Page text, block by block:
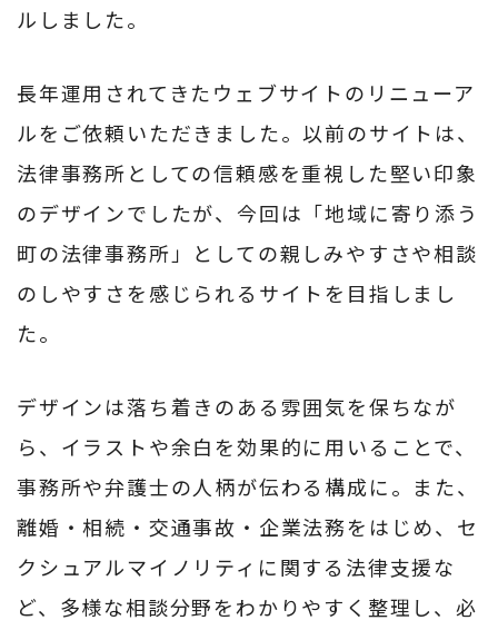
ルしました。
長年運用されてきたウェブサイトのリニューア
ルをご依頼いただきました。以前のサイトは、
法律事務所としての信頼感を重視した堅い印象
のデザインでしたが、今回は「地域に寄り添う
町の法律事務所」としての親しみやすさや相談
のしやすさを感じられるサイトを目指しまし
た。
デザインは落ち着きのある雰囲気を保ちなが
ら、イラストや余白を効果的に用いることで、
事務所や弁護士の人柄が伝わる構成に。また、
離婚・相続・交通事故・企業法務をはじめ、セ
クシュアルマイノリティに関する法律支援な
ど、多様な相談分野をわかりやすく整理し、必